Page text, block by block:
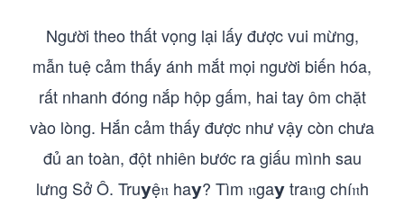
Người theo thất vọng lại lấy được vui mừng,
mẫn tuệ cảm thấy ánh mắt mọi người biến hóa,
rất nhanh đóng nắp hộp gấm, hai tay ôm chặt
vào lòng. Hắn cảm thấy được như vậy còn chưa
đủ an toàn, đột nhiên bước ra giấu mình sau
lưng Sở Ô. Tru𝘆ệ𝔫‎ ha𝘆?‎ Tìm‎ 𝔫ga𝘆‎ tra𝔫g‎ chí𝔫h‎